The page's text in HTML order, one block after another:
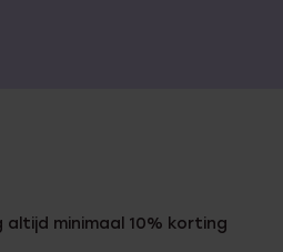
minimaal 10% korting